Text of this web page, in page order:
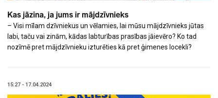
Kas jāzina, ja jums ir mājdzīvnieks
– Visi mīlam dzīvniekus un vēlamies, lai mūsu mājdzīvnieks jūtas
labi, taču vai zinām, kādas labturības prasības jāievēro? Ko tad
nozīmē pret mājdzīvnieku izturēties kā pret ģimenes locekli?
15:27 - 17.04.2024